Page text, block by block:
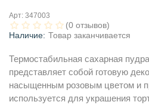
Арт: 347003
(0 отзывов)
Наличие: Товар заканчивается
Термостабильная сахарная
представляет собой готовую
насыщенным розовым цветом и
используется для украшения